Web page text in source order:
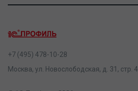
+7 (495) 478-10-28
Москва, ул. Новослободская, д. 31, стр. 4